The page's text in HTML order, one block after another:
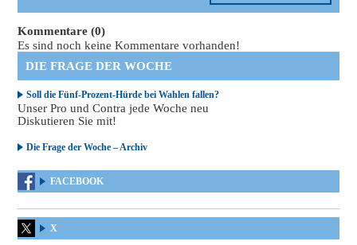
Kommentare (0)
Es sind noch keine Kommentare vorhanden!
DIE FRAGE DER WOCHE
Soll die Fünf-Prozent-Hürde bei Wahlen fallen?
Unser Pro und Contra jede Woche neu
Diskutieren Sie mit!
Die Frage der Woche – Archiv
FACEBOOK
X